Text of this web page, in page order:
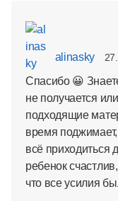
alinasky
Спасибо 😀
не получается
подходящие
время
всё приходиться
ребенок
что все усилия